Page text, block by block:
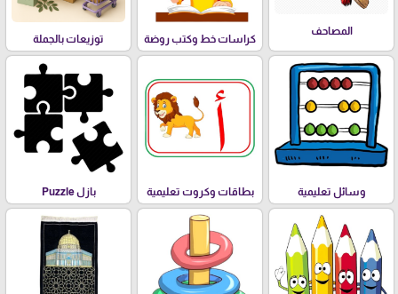
المصاحف
كراسات خط وكتب روضة توزيعات بالجملة
وسائل تعليمية بطاقات وكروت تعليمية بازل Puzzle